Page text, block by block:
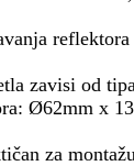
zavisi od
Ø62mm x
za montažu